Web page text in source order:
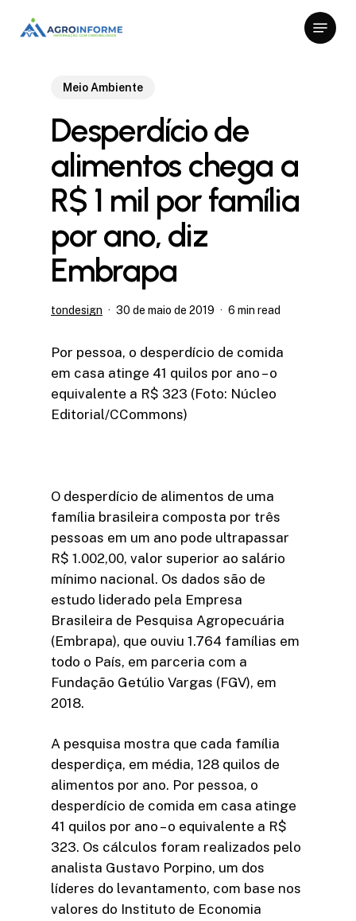
Menu
Meio Ambiente
Desperdício de
alimentos chega a
R$ 1 mil por família
por ano, diz
Embrapa
tondesign 30 de maio de 2019 6 min read
Por pessoa, o desperdício de comida
em casa atinge 41 quilos por ano – o
equivalente a R$ 323 (Foto: Núcleo
Editorial/CCommons)
O desperdício de alimentos de uma
família brasileira composta por três
pessoas em um ano pode ultrapassar
R$ 1.002,00, valor superior ao salário
mínimo nacional. Os dados são de
estudo liderado pela Empresa
Brasileira de Pesquisa Agropecuária
(Embrapa), que ouviu 1.764 famílias em
todo o País, em parceria com a
Fundação Getúlio Vargas (FGV), em
2018.
A pesquisa mostra que cada família
desperdiça, em média, 128 quilos de
alimentos por ano. Por pessoa, o
desperdício de comida em casa atinge
41 quilos por ano – o equivalente a R$
323. Os cálculos foram realizados pelo
analista Gustavo Porpino, um dos
líderes do levantamento, com base nos
valores do Instituto de Economia